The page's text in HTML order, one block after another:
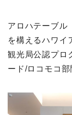
アロハテーブル
を構えるハワイ
観光局公認プロ
ード/ロコモコ